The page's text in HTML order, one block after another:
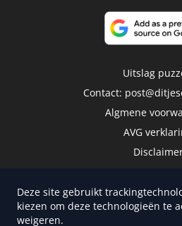
Uitslag
Contact:
Algmene
AVG
Deze site gebruikt
kiezen om deze technologieën te
weigeren.